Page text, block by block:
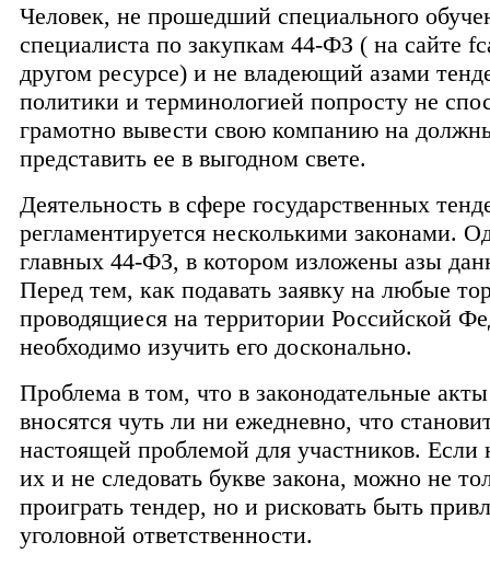
Человек, не прошедший специального
специалиста по закупкам 44-ФЗ ( на сайте
другом ресурсе) и не владеющий азами
политики и терминологией попросту не
грамотно вывести свою компанию на
представить ее в выгодном свете.
Деятельность в сфере государственных
регламентируется несколькими законами.
главных 44-ФЗ, в котором изложены азы
Перед тем, как подавать заявку на любые
проводящиеся на территории Российской
необходимо изучить его досконально.
Проблема в том, что в законодательные
вносятся чуть ли ни ежедневно, что
настоящей проблемой для участников. Если
их и не следовать букве закона, можно не
проиграть тендер, но и рисковать быть
уголовной ответственности.